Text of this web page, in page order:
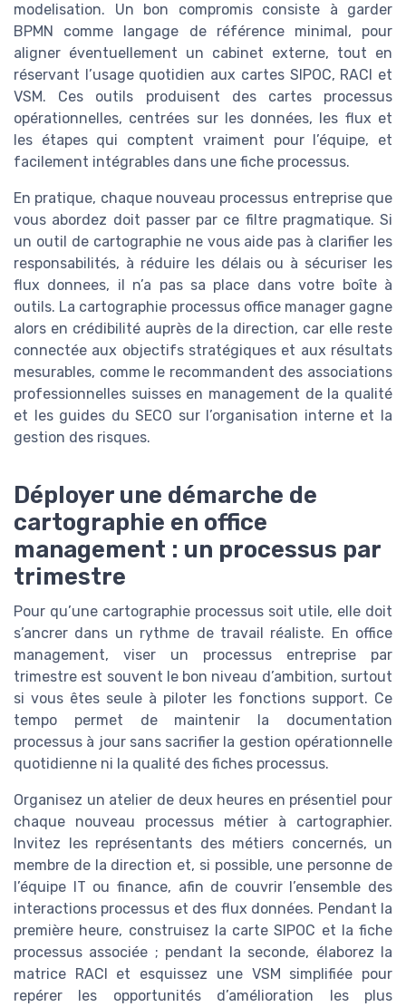
modelisation. Un bon compromis consiste à garder
BPMN comme langage de référence minimal, pour
aligner éventuellement un cabinet externe, tout en
réservant l’usage quotidien aux cartes SIPOC, RACI et
VSM. Ces outils produisent des cartes processus
opérationnelles, centrées sur les données, les flux et
les étapes qui comptent vraiment pour l’équipe, et
facilement intégrables dans une fiche processus.
En pratique, chaque nouveau processus entreprise que
vous abordez doit passer par ce filtre pragmatique. Si
un outil de cartographie ne vous aide pas à clarifier les
responsabilités, à réduire les délais ou à sécuriser les
flux donnees, il n’a pas sa place dans votre boîte à
outils. La cartographie processus office manager gagne
alors en crédibilité auprès de la direction, car elle reste
connectée aux objectifs stratégiques et aux résultats
mesurables, comme le recommandent des associations
professionnelles suisses en management de la qualité
et les guides du SECO sur l’organisation interne et la
gestion des risques.
Déployer une démarche de
cartographie en office
management : un processus par
trimestre
Pour qu’une cartographie processus soit utile, elle doit
s’ancrer dans un rythme de travail réaliste. En office
management, viser un processus entreprise par
trimestre est souvent le bon niveau d’ambition, surtout
si vous êtes seule à piloter les fonctions support. Ce
tempo permet de maintenir la documentation
processus à jour sans sacrifier la gestion opérationnelle
quotidienne ni la qualité des fiches processus.
Organisez un atelier de deux heures en présentiel pour
chaque nouveau processus métier à cartographier.
Invitez les représentants des métiers concernés, un
membre de la direction et, si possible, une personne de
l’équipe IT ou finance, afin de couvrir l’ensemble des
interactions processus et des flux données. Pendant la
première heure, construisez la carte SIPOC et la fiche
processus associée ; pendant la seconde, élaborez la
matrice RACI et esquissez une VSM simplifiée pour
repérer les opportunités d’amélioration les plus